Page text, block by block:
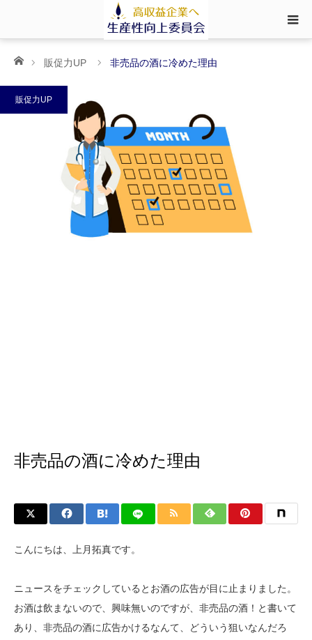
ホーム販促力UP 非売品の酒に冷めた理由
販促力UP
非売品の酒に冷めた理由
こんにちは、上月拓真です。
ニュースをチェックしているとお酒の広告が目に止まりました。
お酒は飲まないので、興味無いのですが、非売品の酒！と書いて
あり、非売品の酒に広告かけるなんて、どういう狙いなんだろ